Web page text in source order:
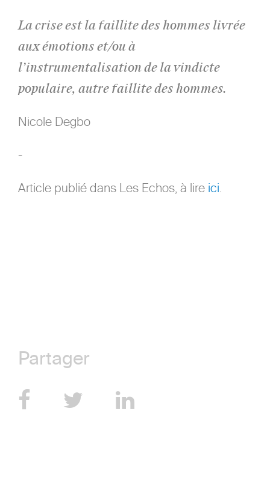
La crise est la faillite des hommes livrée
aux émotions et/ou à
l’instrumentalisation de la vindicte
populaire, autre faillite des hommes.
Nicole Degbo
-
Article publié dans Les Echos, à lire ici.
Partager